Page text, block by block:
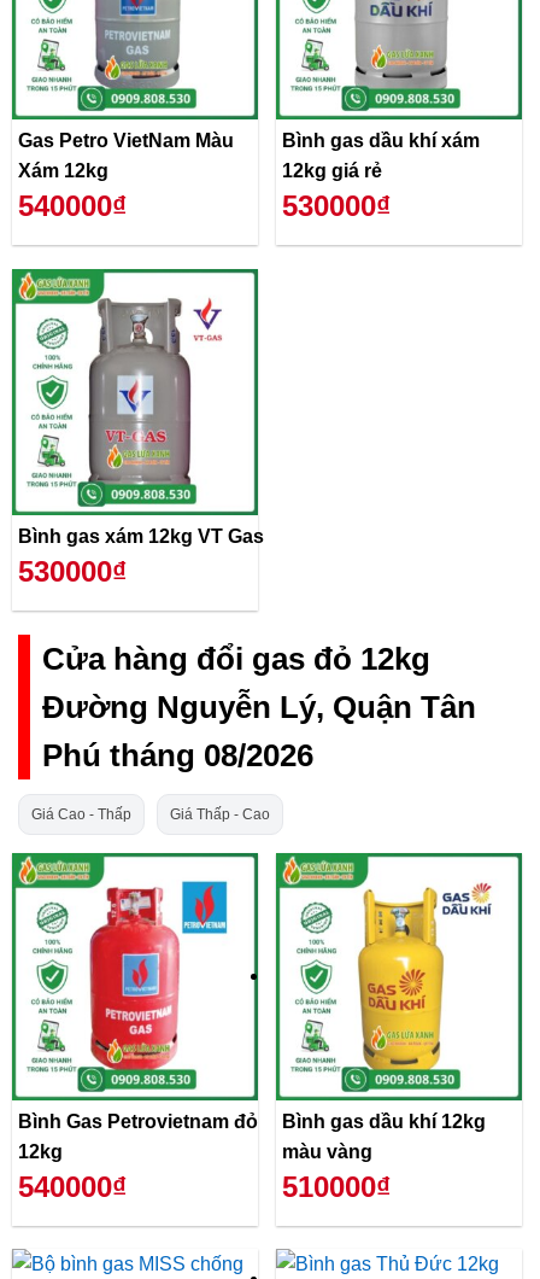
Gas Petro VietNam Màu
Xám 12kg
540000₫
Bình gas dầu khí xám
12kg giá rẻ
530000₫
Bình gas xám 12kg VT Gas
530000₫
Cửa hàng đổi gas đỏ 12kg
Đường Nguyễn Lý, Quận Tân
Phú tháng 08/2026
Giá Cao - Thấp Giá Thấp - Cao
Bình Gas Petrovietnam đỏ
12kg
540000₫
Bình gas dầu khí 12kg
màu vàng
510000₫